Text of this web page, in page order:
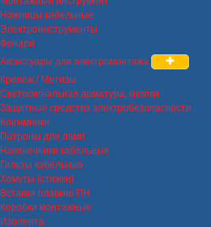
Ножницы кабельные
Электроинструменты
Фонари
Аксессуары для электромонтажа
Крепеж / Метизы
Светосигнальная арматура, кнопки
Защитные средства электробезопасности
Клеммники
Патроны для ламп
Наконечники кабельные
Гильзы кабельные
Хомуты (стяжки)
Вставки плавкие ПН
Коробки монтажные
Изолента